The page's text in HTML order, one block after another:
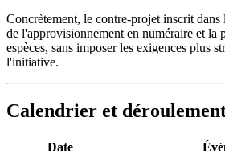
Concrètement, le contre-projet inscrit
de l'approvisionnement en numéraire et la
espèces, sans imposer les exigences plus
l'initiative.
Calendrier et
Date